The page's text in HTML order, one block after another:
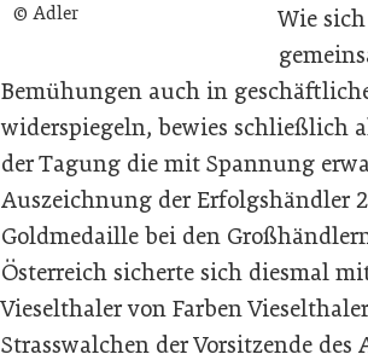
© Adler
Wie
Bemühungen auch in
widerspiegeln, bewies schließlich
der Tagung die mit Spannung
Auszeichnung der Erfolgshändler
Goldmedaille bei den
Österreich sicherte sich diesmal
Vieselthaler von Farben
Strasswalchen der Vorsitzende des